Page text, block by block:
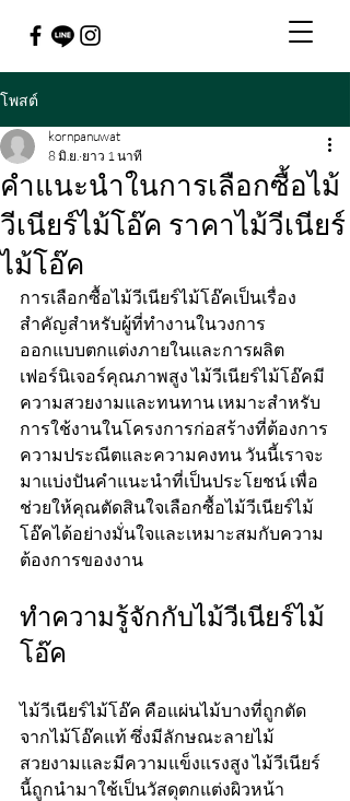
โพสต์
คำแนะนำในการเลือกซื้อไม้
วีเนียร์ไม้โอ๊ค ราคาไม้วีเนียร์
ไม้โอ๊ค
kornpanuwat
8 มิ.ย. ยาว 1 นาที
การเลือกซื้อไม้วีเนียร์ไม้โอ๊คเป็นเรื่อง
สำคัญสำหรับผู้ที่ทำงานในวงการ
ออกแบบตกแต่งภายในและการผลิต
เฟอร์นิเจอร์คุณภาพสูง ไม้วีเนียร์ไม้โอ๊คมี
ความสวยงามและทนทาน เหมาะสำหรับ
การใช้งานในโครงการก่อสร้างที่ต้องการ
ความประณีตและความคงทน วันนี้เราจะ
มาแบ่งปันคำแนะนำที่เป็นประโยชน์ เพื่อ
ช่วยให้คุณตัดสินใจเลือกซื้อไม้วีเนียร์ไม้
โอ๊คได้อย่างมั่นใจและเหมาะสมกับความ
ต้องการของงาน
ทำความรู้จักกับไม้วีเนียร์ไม้
โอ๊ค
ไม้วีเนียร์ไม้โอ๊ค คือแผ่นไม้บางที่ถูกตัด
จากไม้โอ๊คแท้ ซึ่งมีลักษณะลายไม้
สวยงามและมีความแข็งแรงสูง ไม้วีเนียร์
นี้ถูกนำมาใช้เป็นวัสดุตกแต่งผิวหน้า